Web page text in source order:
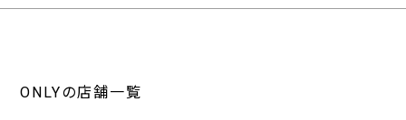
ONLYの店舗一覧